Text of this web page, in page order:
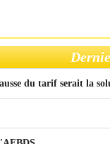
du tarif serait la